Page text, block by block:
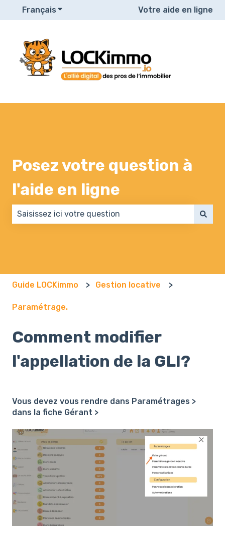
Français Afficher le sous-menu pour les
Votre aide en ligne
Posez votre question à
l'aide en ligne
Guide LOCKimmo Gestion locative
Paramétrage.
Comment modifier
l'appellation de la GLI?
Vous devez vous rendre dans Paramétrages >
dans la fiche Gérant >